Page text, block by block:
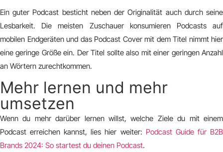
Ein guter Podcast besticht neben der Originalität auch durch seine
Lesbarkeit. Die meisten Zuschauer konsumieren Podcasts auf
mobilen Endgeräten und das Podcast Cover mit dem Titel nimmt hier
eine geringe Größe ein. Der Titel sollte also mit einer geringen Anzahl
an Wörtern zurechtkommen.
Mehr lernen und mehr
umsetzen
Wenn du mehr darüber lernen willst, welche Ziele du mit einem
Podcast erreichen kannst, lies hier weiter: Podcast Guide für B2B
Brands 2024: So startest du deinen Podcast.